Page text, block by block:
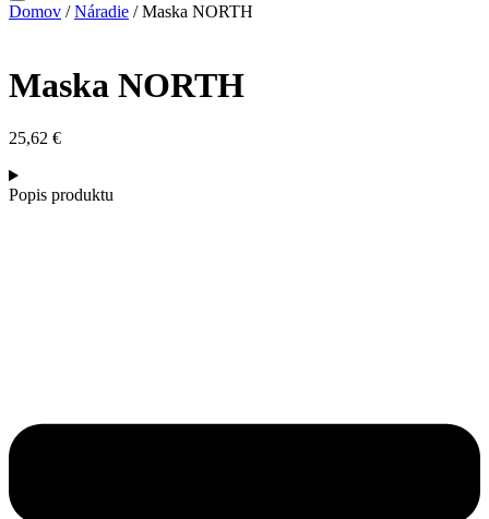
Domov /Náradie / Maska NORTH
Maska NORTH
25,62 €
Popis produktu